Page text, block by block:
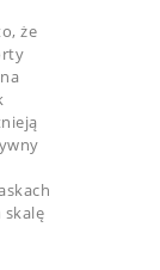
że
skalę